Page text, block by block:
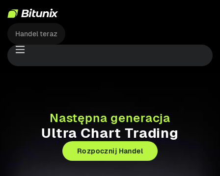
Handel teraz
Następna generacja
Ultra Chart Trading
Rozpocznij Handel